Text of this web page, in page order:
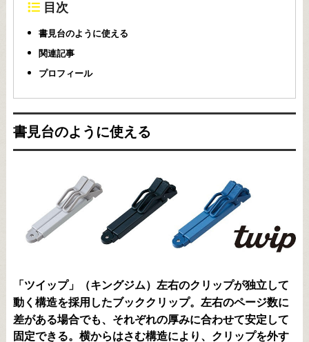
目次
書見台のように使える
関連記事
プロフィール
書見台のように使える
「ツイップ」（キングジム）左右のクリップが独立して
動く構造を採用したブッククリップ。左右のページ数に
差がある場合でも、それぞれの厚みに合わせて安定して
固定できる。横からはさむ構造により、クリップを外す